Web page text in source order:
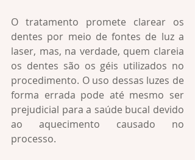
O tratamento promete clarear os
dentes por meio de fontes de luz a
laser, mas, na verdade, quem clareia
os dentes são os géis utilizados no
procedimento. O uso dessas luzes de
forma errada pode até mesmo ser
prejudicial para a saúde bucal devido
ao aquecimento causado no
processo.